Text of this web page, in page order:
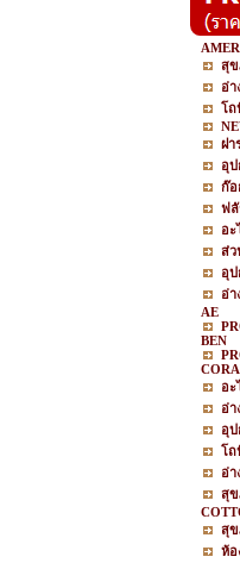
สุ
อ่า
โถ
ฝา
อุ
ก๊อ
ฟลั
อะ
ส่ว
อุ
อ่า
AE
BEN
อะ
อ่า
อุ
โถ
อ่า
สุ
สุ
ห้อ